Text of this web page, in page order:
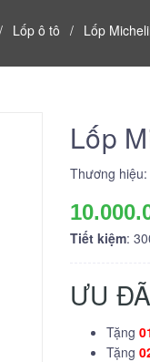
/ Lốp ô tô / Lốp
Lốp
Thương hiệu:
Tiết kiệm:
ƯU
Tặng
Tặng